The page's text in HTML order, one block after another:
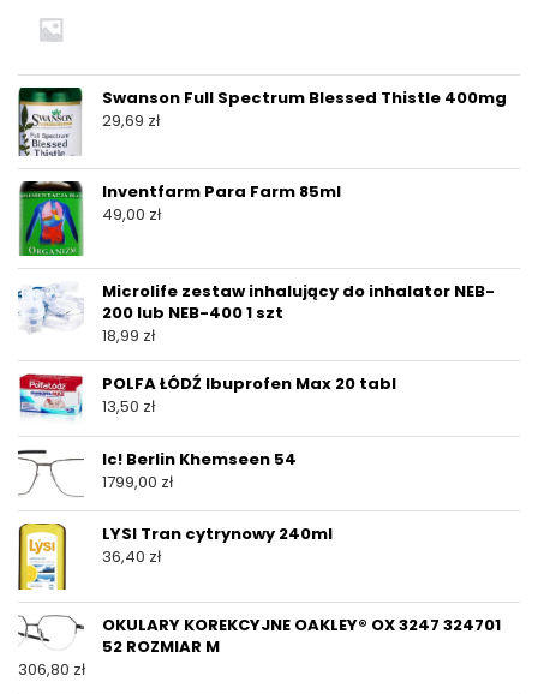
Swanson Full Spectrum Blessed Thistle 400mg
29,69 zł
Inventfarm Para Farm 85ml
49,00 zł
Microlife zestaw inhalujący do inhalator NEB-
200 lub NEB-400 1 szt
18,99 zł
POLFA ŁÓDŹ Ibuprofen Max 20 tabl
13,50 zł
Ic! Berlin Khemseen 54
1799,00 zł
LYSI Tran cytrynowy 240ml
36,40 zł
OKULARY KOREKCYJNE OAKLEY® OX 3247 324701
52 ROZMIAR M
306,80 zł